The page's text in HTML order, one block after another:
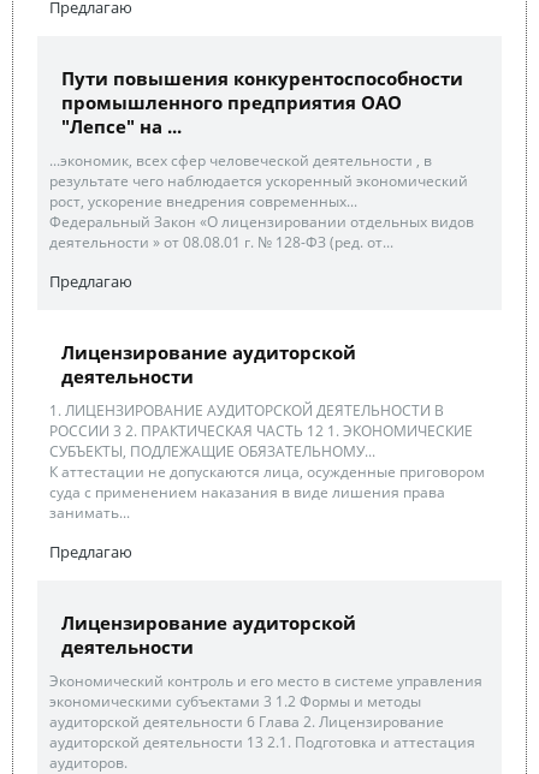
Предлагаю
Пути повышения конкурентоспособности
промышленного предприятия ОАО
"Лепсе" на ...
...экономик, всех сфер человеческой деятельности , в
результате чего наблюдается ускоренный экономический
рост, ускорение внедрения современных...
Федеральный Закон «О лицензировании отдельных видов
деятельности » от 08.08.01 г. № 128-ФЗ (ред. от...
Предлагаю
Лицензирование аудиторской
деятельности
1. ЛИЦЕНЗИРОВАНИЕ АУДИТОРСКОЙ ДЕЯТЕЛЬНОСТИ В
РОССИИ 3 2. ПРАКТИЧЕСКАЯ ЧАСТЬ 12 1. ЭКОНОМИЧЕСКИЕ
СУБЪЕКТЫ, ПОДЛЕЖАЩИЕ ОБЯЗАТЕЛЬНОМУ...
К аттестации не допускаются лица, осужденные приговором
суда с применением наказания в виде лишения права
занимать...
Предлагаю
Лицензирование аудиторской
деятельности
Экономический контроль и его место в системе управления
экономическими субъектами 3 1.2 Формы и методы
аудиторской деятельности 6 Глава 2. Лицензирование
аудиторской деятельности 13 2.1. Подготовка и аттестация
аудиторов.